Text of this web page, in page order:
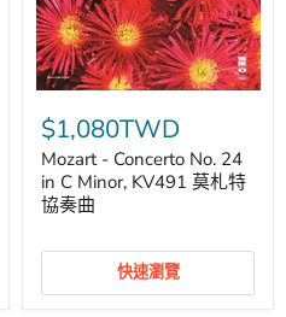
Mozart
Concerto
No.
24
in
C
KV491
札
$1,080TWD
Mozart - Concerto No. 24
in C Minor, KV491 莫札特
協奏曲
快速瀏覽